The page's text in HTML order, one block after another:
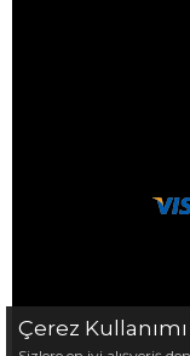
Çerez Kullanımı